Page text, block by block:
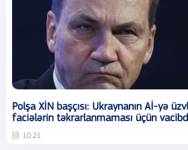
Polşa XİN başçısı: Ukraynanın Aİ-yə
faciələrin təkrarlanmaması üçün
10:21